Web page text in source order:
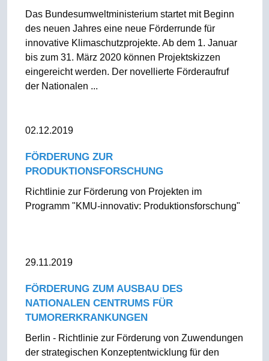
Das Bundesumweltministerium startet mit Beginn
des neuen Jahres eine neue Förderrunde für
innovative Klimaschutzprojekte. Ab dem 1. Januar
bis zum 31. März 2020 können Projektskizzen
eingereicht werden. Der novellierte Förderaufruf
der Nationalen ...
02.12.2019
FÖRDERUNG ZUR
PRODUKTIONSFORSCHUNG
Richtlinie zur Förderung von Projekten im
Programm "KMU-innovativ: Produktionsforschung"
29.11.2019
FÖRDERUNG ZUM AUSBAU DES
NATIONALEN CENTRUMS FÜR
TUMORERKRANKUNGEN
Berlin - Richtlinie zur Förderung von Zuwendungen
der strategischen Konzeptentwicklung für den